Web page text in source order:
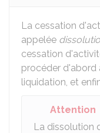
La cessation
appelée
cessation
procéder d'abord
liquidation, et
Attention
La dissolution